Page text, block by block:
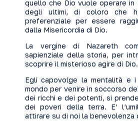
quello che Dio vuole operare in
degli ultimi, di coloro che
preferenziale per essere
dalla Misericordia di Dio.
La vergine di Nazareth
sapienziale della storia, per
scoprire il misterioso agire di Dio.
Egli capovolge la mentalità e
mondo per venire in soccorso
dei ricchi e dei potenti, si
dei poveri della terra. E’
attirare su di noi la benevolenza